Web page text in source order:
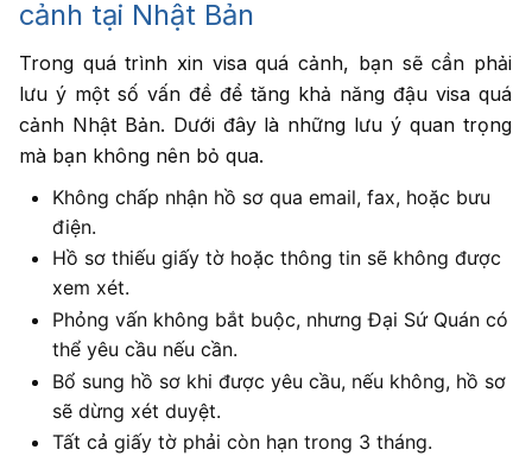
cảnh tại Nhật Bản
Trong quá trình xin visa quá cảnh, bạn sẽ cần phải
lưu ý một số vấn đề để tăng khả năng đậu visa quá
cảnh Nhật Bản. Dưới đây là những lưu ý quan trọng
mà bạn không nên bỏ qua.
Không chấp nhận hồ sơ qua email, fax, hoặc bưu
điện.
Hồ sơ thiếu giấy tờ hoặc thông tin sẽ không được
xem xét.
Phỏng vấn không bắt buộc, nhưng Đại Sứ Quán có
thể yêu cầu nếu cần.
Bổ sung hồ sơ khi được yêu cầu, nếu không, hồ sơ
sẽ dừng xét duyệt.
Tất cả giấy tờ phải còn hạn trong 3 tháng.